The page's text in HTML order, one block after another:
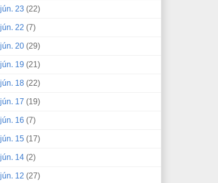
jún. 23 (22)
jún. 22 (7)
jún. 20 (29)
jún. 19 (21)
jún. 18 (22)
jún. 17 (19)
jún. 16 (7)
jún. 15 (17)
jún. 14 (2)
jún. 12 (27)